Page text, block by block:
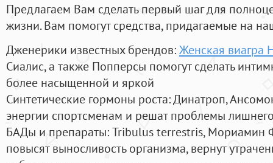
Предлагаем Вам сделать первый шаг для
жизни. Вам помогут средства, придагаемые на
Дженерики известных брендов:Женская виагра
Сиалис, а также Попперсы помогут сделать
более насыщенной и яркой
Синтетические гормоны роста: Динатроп,
энергии спортсменам и решат проблемы
БАДы и препараты:Tribulus terrestris, Мориамин
повысят выносливость организма, вернут